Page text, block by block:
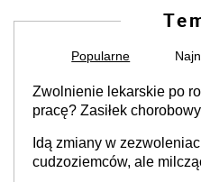
Popularne
Zwolnienie lekarskie po
pracę? Zasiłek
stosunku pracy
Idą zmiany w
cudzoziemców, ale